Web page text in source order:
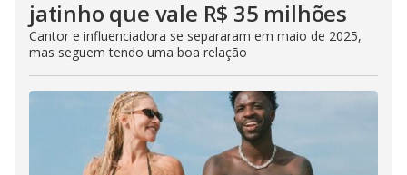
jatinho que vale R$ 35 milhões
Cantor e influenciadora se separaram em maio de 2025,
mas seguem tendo uma boa relação